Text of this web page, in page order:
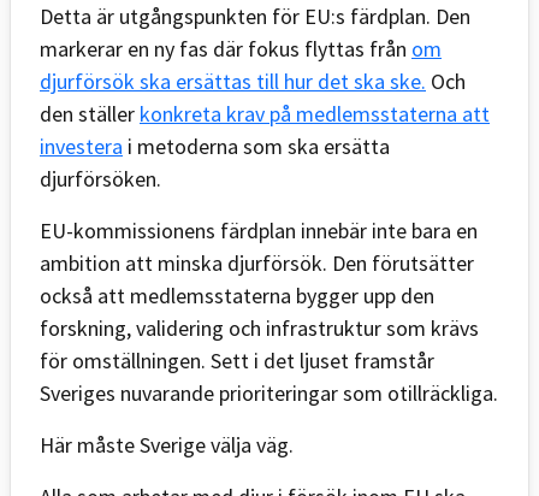
Detta är utgångspunkten för EU:s färdplan. Den
markerar en ny fas där fokus flyttas från om
djurförsök ska ersättas till hur det ska ske. Och
den ställer konkreta krav på medlemsstaterna att
investera i metoderna som ska ersätta
djurförsöken.
EU-kommissionens färdplan innebär inte bara en
ambition att minska djurförsök. Den förutsätter
också att medlemsstaterna bygger upp den
forskning, validering och infrastruktur som krävs
för omställningen. Sett i det ljuset framstår
Sveriges nuvarande prioriteringar som otillräckliga.
Här måste Sverige välja väg.